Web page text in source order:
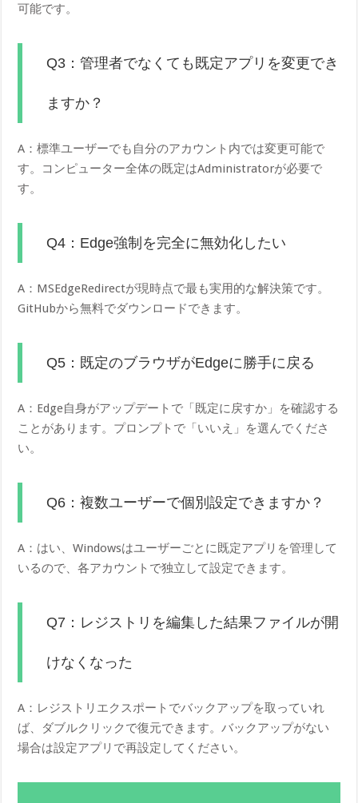
可能です。
Q3：管理者でなくても既定アプリを変更でき
ますか？
A：標準ユーザーでも自分のアカウント内では変更可能で
す。コンピューター全体の既定はAdministratorが必要で
す。
Q4：Edge強制を完全に無効化したい
A：MSEdgeRedirectが現時点で最も実用的な解決策です。
GitHubから無料でダウンロードできます。
Q5：既定のブラウザがEdgeに勝手に戻る
A：Edge自身がアップデートで「既定に戻すか」を確認する
ことがあります。プロンプトで「いいえ」を選んでくださ
い。
Q6：複数ユーザーで個別設定できますか？
A：はい、Windowsはユーザーごとに既定アプリを管理して
いるので、各アカウントで独立して設定できます。
Q7：レジストリを編集した結果ファイルが開
けなくなった
A：レジストリエクスポートでバックアップを取っていれ
ば、ダブルクリックで復元できます。バックアップがない
場合は設定アプリで再設定してください。